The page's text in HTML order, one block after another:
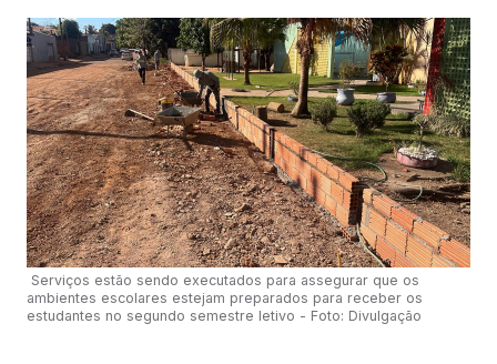
Serviços estão sendo executados para assegurar que os
ambientes escolares estejam preparados para receber os
estudantes no segundo semestre letivo - Foto: Divulgação